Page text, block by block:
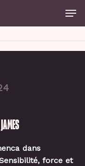
dans
force et
Close